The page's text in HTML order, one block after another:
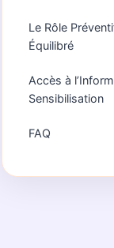
Le Rôle
Équilibré
Accès à
Sensibilisation
FAQ